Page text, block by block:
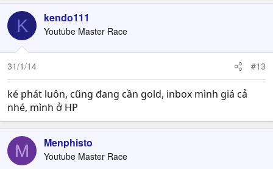
K kendo111
Youtube Master Race
31/1/14 #13
ké phát luôn, cũng đang cần gold, inbox mình giá cả
nhé, mình ở HP
M Menphisto
Youtube Master Race